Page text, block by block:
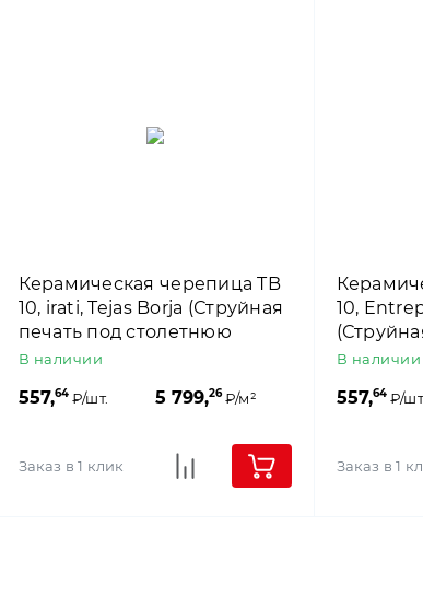
Керамическая черепица TB
10, irati, Tejas Borja (Струйная
печать под столетнюю
черепицу)
В наличии
557,64₽/шт. 5 799,26₽/м²
Заказ в 1 клик
10,
камень
В наличии
557,64₽/
Заказ в 1